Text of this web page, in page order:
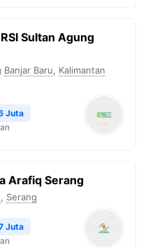
Sultan Agung
Banjar Baru, Kalimantan
Juta
Arafiq Serang
, Serang
Juta